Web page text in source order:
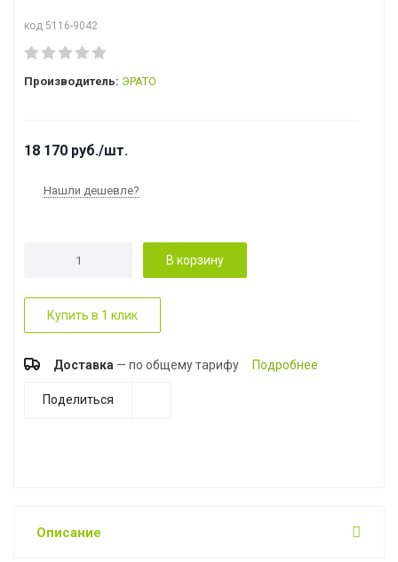
код 5116-9042
Производитель: ЭРАТО
18 170 руб./шт.
Нашли дешевле?
В корзину
Купить в 1 клик
Доставка — по общему тарифу Подробнее
Поделиться
Описание